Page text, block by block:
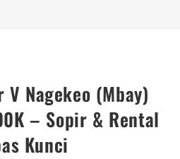
V Nagekeo (Mbay)
– Sopir & Rental
Kunci